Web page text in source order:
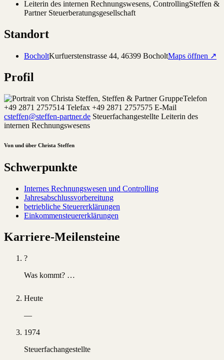
Leiterin des internen Rechnungswesens, ControllingSteffen &
Partner Steuerberatungsgesellschaft
Standort
BocholtKurfuerstenstrasse 44, 46399 BocholtMaps öffnen ↗
Profil
Telefon
+49 2871 2757514 Telefax +49 2871 2757575 E-Mail
csteffen@steffen-partner.de Steuerfachangestellte Leiterin des
internen Rechnungswesens
Von und über Christa Steffen
Schwerpunkte
Internes Rechnungswesen und Controlling
Jahresabschlussvorbereitung
betriebliche Steuererklärungen
Einkommensteuererklärungen
Karriere-Meilensteine
?
Was kommt? …
Heute
—
1974
Steuerfachangestellte